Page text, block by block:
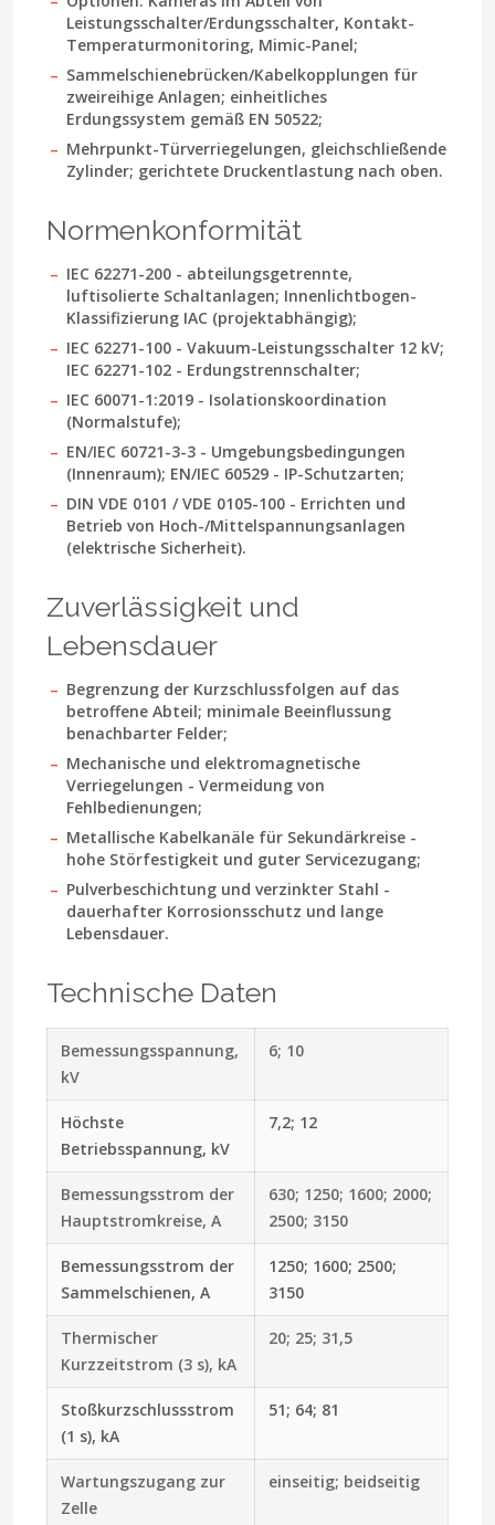
Leistungsschalter/Erdungsschalter, Kontakt-
Temperaturmonitoring, Mimic-Panel;
Sammelschienebrücken/Kabelkopplungen für
zweireihige Anlagen; einheitliches
Erdungssystem gemäß EN 50522;
Mehrpunkt-Türverriegelungen, gleichschließende
Zylinder; gerichtete Druckentlastung nach oben.
Normenkonformität
IEC 62271-200 - abteilungsgetrennte,
luftisolierte Schaltanlagen; Innenlichtbogen-
Klassifizierung IAC (projektabhängig);
IEC 62271-100 - Vakuum-Leistungsschalter 12 kV;
IEC 62271-102 - Erdungstrennschalter;
IEC 60071-1:2019 - Isolationskoordination
(Normalstufe);
EN/IEC 60721-3-3 - Umgebungsbedingungen
(Innenraum); EN/IEC 60529 - IP-Schutzarten;
DIN VDE 0101 / VDE 0105-100 - Errichten und
Betrieb von Hoch-/Mittelspannungsanlagen
(elektrische Sicherheit).
Zuverlässigkeit und
Lebensdauer
Begrenzung der Kurzschlussfolgen auf das
betroffene Abteil; minimale Beeinflussung
benachbarter Felder;
Mechanische und elektromagnetische
Verriegelungen - Vermeidung von
Fehlbedienungen;
Metallische Kabelkanäle für Sekundärkreise -
hohe Störfestigkeit und guter Servicezugang;
Pulverbeschichtung und verzinkter Stahl -
dauerhafter Korrosionsschutz und lange
Lebensdauer.
Technische Daten
Bemessungsspannung,
kV
6; 10
Höchste
Betriebsspannung, kV
7,2; 12
Bemessungsstrom der
Hauptstromkreise, A
630; 1250; 1600; 2000;
2500; 3150
Bemessungsstrom der
Sammelschienen, A
1250; 1600; 2500;
3150
Thermischer
Kurzzeitstrom (3 s), kA
20; 25; 31,5
Stoßkurzschlussstrom
(1 s), kA
51; 64; 81
Wartungszugang zur
Zelle
einseitig; beidseitig